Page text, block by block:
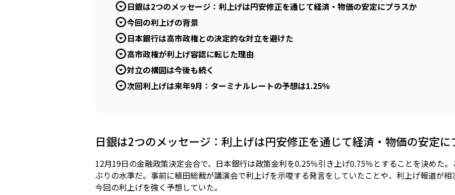
日銀は2つのメッセージ：利上げは円安修正を通じて経済・物価の安定にプラスか
今回の利上げの背景
日本銀行は高市政権との決定的な対立を避けた
高市政権が利上げ容認に転じた理由
対立の構図は今後も続く
次回利上げは来年9月：ターミナルレートの予想は1.25％
日銀は2つのメッセージ：利上げは円安修正を通じて経済・物価の安定に
12月19日の金融政策決定会合で、日本銀行は政策金利を0.25％引き上げ0.75％とすることを決めた
ぶりの水準だ。事前に植田総裁が講演会で利上げを示唆する発言をしていたことや、利上げ報道が
今回の利上げを強く予想していた。